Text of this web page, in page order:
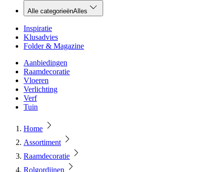
Alle categorieënAlles
Inspiratie
Klusadvies
Folder & Magazine
Aanbiedingen
Raamdecoratie
Vloeren
Verlichting
Verf
Tuin
Home
Assortiment
Raamdecoratie
Rolgordijnen